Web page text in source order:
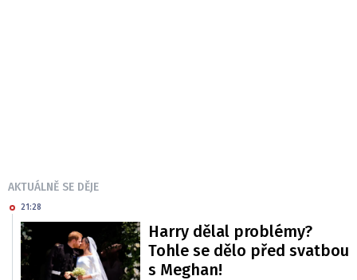
AKTUÁLNĚ SE DĚJE
21:28
Harry dělal problémy?
Tohle se dělo před svatbou
s Meghan!